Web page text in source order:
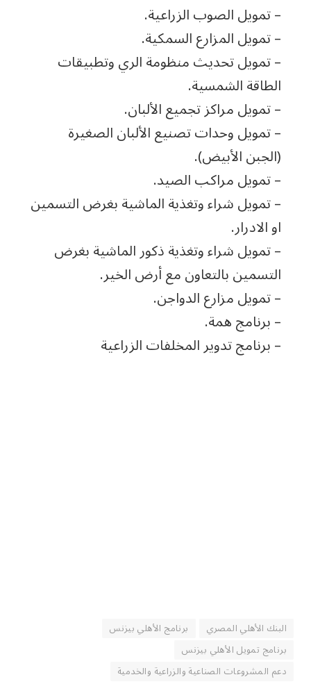
– تمويل الصوب الزراعية.
– تمويل المزارع السمكية.
– تمويل تحديث منظومة الري وتطبيقات
الطاقة الشمسية.
– تمويل مراكز تجميع الألبان.
– تمويل وحدات تصنيع الألبان الصغيرة
(الجبن الأبيض).
– تمويل مراكب الصيد.
– تمويل شراء وتغذية الماشية بغرض التسمين
او الادرار.
– تمويل شراء وتغذية ذكور الماشية بغرض
التسمين بالتعاون مع أرض الخير.
– تمويل مزارع الدواجن.
– برنامج همة.
– برنامج تدوير المخلفات الزراعية
البنك الأهلي المصري
برنامج الأهلي بيزنس
برنامج تمويل الأهلي بيزنس
دعم المشروعات الصناعية والزراعية والخدمية